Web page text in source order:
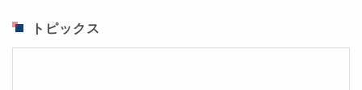
トピックス